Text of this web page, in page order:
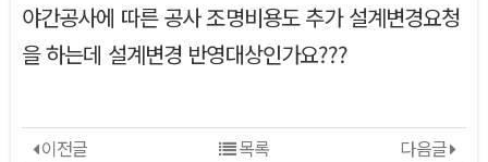
야간공사에 따른 공사 조명비용도 추가 설계변경요청
을 하는데 설계변경 반영대상인가요???
이전글 다음글
목록